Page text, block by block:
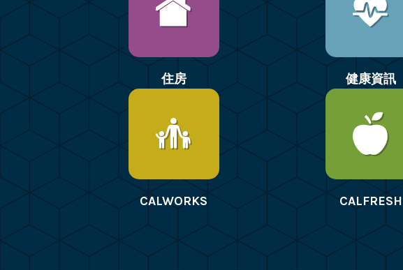
住房 健康資訊
CALWORKS CALFRESH